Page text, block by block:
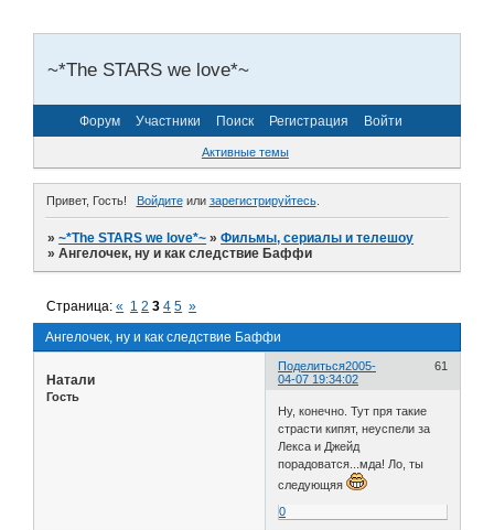
~*The STARS we love*~
Форум Участники Поиск Регистрация Войти
Активные темы
Привет, Гость! Войдитеили зарегистрируйтесь.
»~*The STARS we love*~ »Фильмы, сериалы и телешоу
»Ангелочек, ну и как следствие Баффи
Ангелочек, ну и как следствие Баффи
Страница:« 1 2 3 4 5 »
Поделиться 61
2005-
04-07 19:34:02
Натали
Гость
Ну, конечно. Тут пря такие
страсти кипят, неуспели за
Лекса и Джейд
порадоватся...мда! Ло, ты
следующяя
0